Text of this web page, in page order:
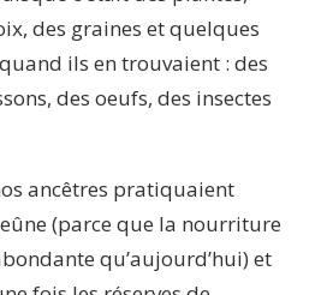
des graines et quelques
ils en trouvaient : des
des oeufs, des insectes
ancêtres pratiquaient
(parce que la nourriture
qu’aujourd’hui) et